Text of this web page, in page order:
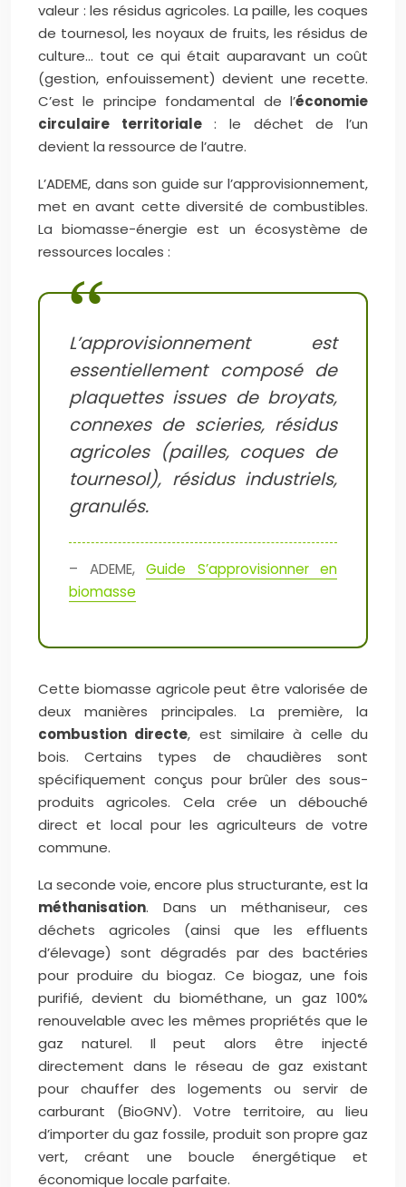
valeur : les résidus agricoles. La paille, les coques
de tournesol, les noyaux de fruits, les résidus de
culture… tout ce qui était auparavant un coût
(gestion, enfouissement) devient une recette.
C’est le principe fondamental de l’économie
circulaire territoriale: le déchet de l’un
devient la ressource de l’autre.
L’ADEME, dans son guide sur l’approvisionnement,
met en avant cette diversité de combustibles.
La biomasse-énergie est un écosystème de
ressources locales :
L’approvisionnement est
essentiellement composé de
plaquettes issues de broyats,
connexes de scieries, résidus
agricoles (pailles, coques de
tournesol), résidus industriels,
granulés.
– ADEME, Guide S’approvisionner en
biomasse
Cette biomasse agricole peut être valorisée de
deux manières principales. La première, la
combustion directe, est similaire à celle du
bois. Certains types de chaudières sont
spécifiquement conçus pour brûler des sous-
produits agricoles. Cela crée un débouché
direct et local pour les agriculteurs de votre
commune.
La seconde voie, encore plus structurante, est la
méthanisation. Dans un méthaniseur, ces
déchets agricoles (ainsi que les effluents
d’élevage) sont dégradés par des bactéries
pour produire du biogaz. Ce biogaz, une fois
purifié, devient du biométhane, un gaz 100%
renouvelable avec les mêmes propriétés que le
gaz naturel. Il peut alors être injecté
directement dans le réseau de gaz existant
pour chauffer des logements ou servir de
carburant (BioGNV). Votre territoire, au lieu
d’importer du gaz fossile, produit son propre gaz
vert, créant une boucle énergétique et
économique locale parfaite.